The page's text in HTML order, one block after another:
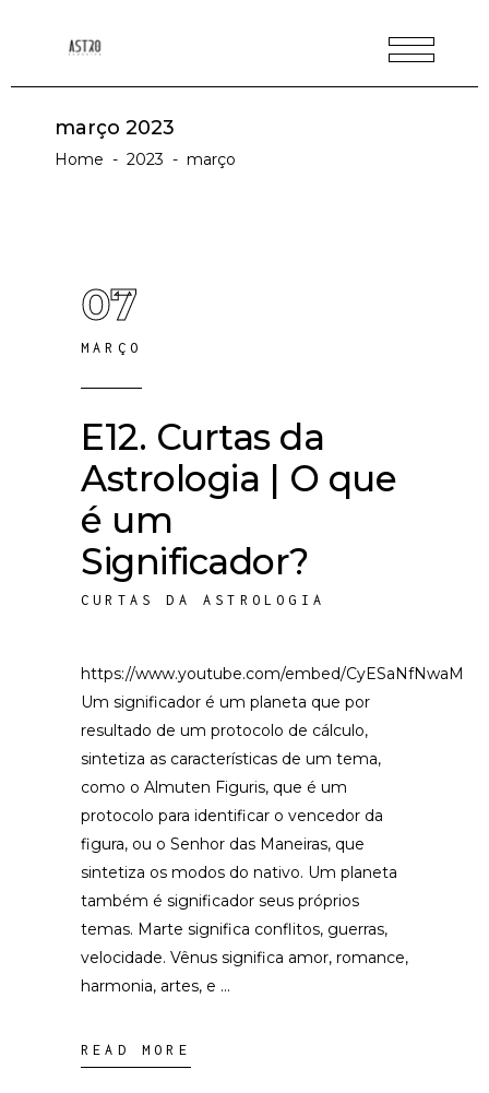
março 2023
Home - 2023 - março
07
MARÇO
E12. Curtas da
Astrologia | O que
é um
Significador?
CURTAS DA ASTROLOGIA
https://www.youtube.com/embed/CyESaNfNwaM
Um significador é um planeta que por
resultado de um protocolo de cálculo,
sintetiza as características de um tema,
como o Almuten Figuris, que é um
protocolo para identificar o vencedor da
figura, ou o Senhor das Maneiras, que
sintetiza os modos do nativo. Um planeta
também é significador seus próprios
temas. Marte significa conflitos, guerras,
velocidade. Vênus significa amor, romance,
harmonia, artes, e
READ MORE